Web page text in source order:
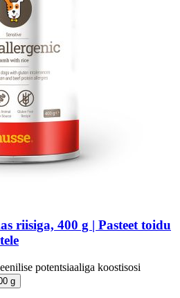
riisiga, 400 g | Pasteet toidu
potentsiaaliga koostisosi
g